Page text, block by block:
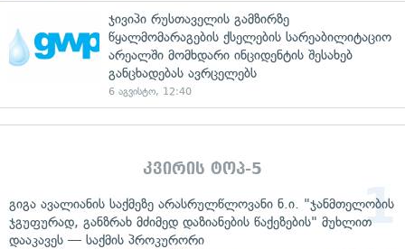
ჯივიპი რუსთაველის გამზირზე
წყალმომარაგების ქსელების სარეაბილიტაციო
არეალში მომხდარი ინციდენტის შესახებ
განცხადებას ავრცელებს
6 აგვისტო, 12:40
კვირის ტოპ-5
გიგა ავალიანის საქმეზე არასრულწლოვანი ნ.ი. "ჯანმთელობის
ჯგუფურად, განზრახ მძიმედ დაზიანების წაქეზების" მუხლით
დააკავეს — საქმის პროკურორი